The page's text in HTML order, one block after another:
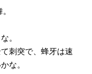
。
刺突で、蜂牙は速
な。